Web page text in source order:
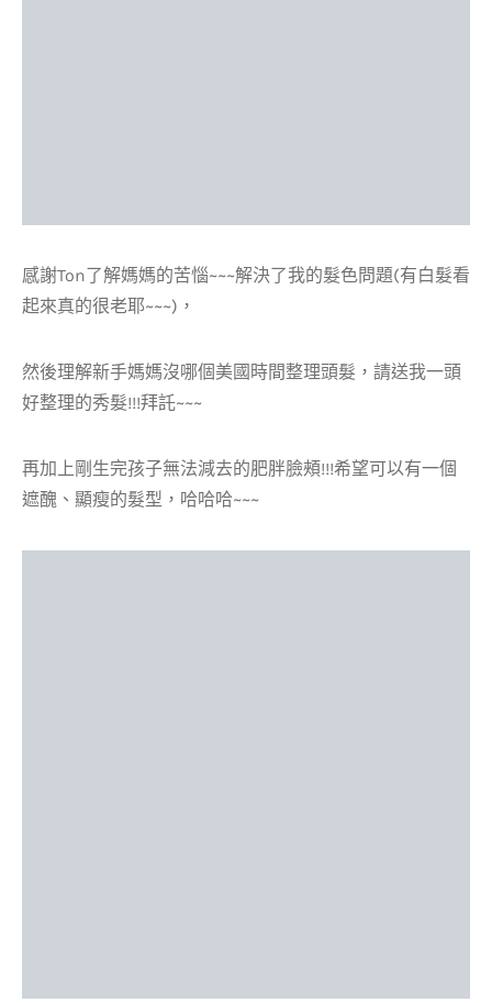
感謝Ton了解媽媽的苦惱~~~解決了我的髮色問題(有白髮看
起來真的很老耶~~~)，
然後理解新手媽媽沒哪個美國時間整理頭髮，請送我一頭
好整理的秀髮!!!拜託~~~
再加上剛生完孩子無法減去的肥胖臉頰!!!希望可以有一個
遮醜、顯瘦的髮型，哈哈哈~~~